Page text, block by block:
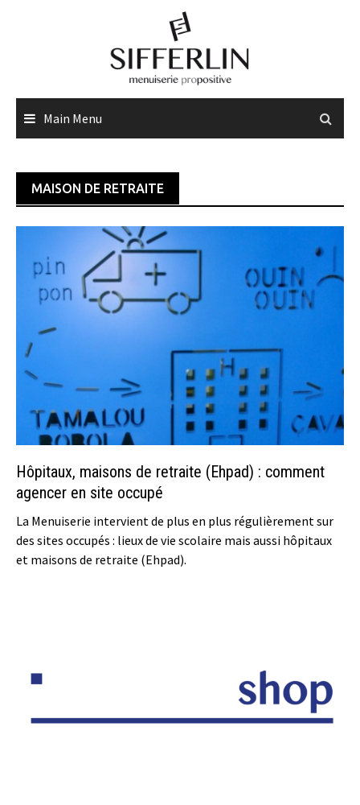
Main Menu
MAISON DE RETRAITE
Hôpitaux, maisons de retraite (Ehpad) : comment
agencer en site occupé
La Menuiserie intervient de plus en plus régulièrement sur
des sites occupés : lieux de vie scolaire mais aussi hôpitaux
et maisons de retraite (Ehpad).